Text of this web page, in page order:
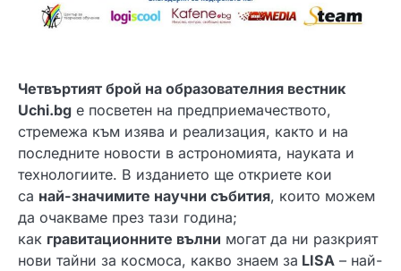
Четвъртият брой на образователния вестник
Uchi.bg е посветен на предприемачеството,
стремежа към изява и реализация, както и на
последните новости в астрономията, науката и
технологиите. В изданието ще откриете кои
са най-значимите научни събития, които можем
да очакваме през тази година;
как гравитационните вълни могат да ни разкрият
нови тайни за космоса, какво знаем за LISA – най-